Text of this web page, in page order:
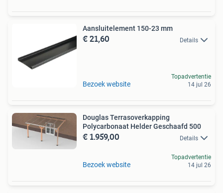
Aansluitelement 150-23 mm
€ 21,60 Details
Bezoek website
Topadvertentie
14 jul 26
Douglas Terrasoverkapping
Polycarbonaat Helder Geschaafd 500
€ 1.959,00 Details
Bezoek website
Topadvertentie
14 jul 26